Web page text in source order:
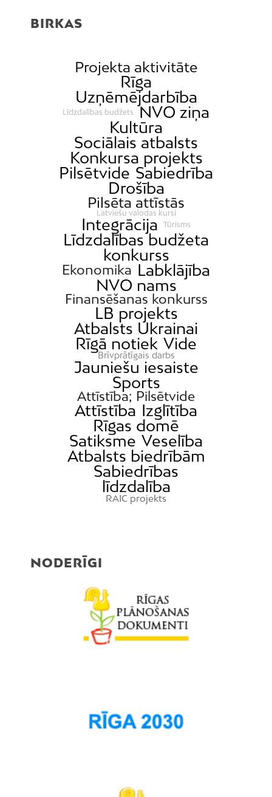
BIRKAS
Projekta aktivitāte
Rīga
Uzņēmējdarbība
Līdzdalības budžets
NVO ziņa
Kultūra
Sociālais atbalsts
Konkursa projekts
Pilsētvide Sabiedrība
Drošība
Pilsēta attīstās
Latviešu valodas kursi
Integrācija Tūrisms
Līdzdalības budžeta
konkurss
Ekonomika Labklājība
NVO nams
Finansēšanas konkurss
LB projekts
Atbalsts Ukrainai
Rīgā notiek Vide
Brīvprātīgais darbs
Jauniešu iesaiste
Sports
Attīstība; Pilsētvide
Attīstība Izglītība
Rīgas domē
Satiksme Veselība
Atbalsts biedrībām
Sabiedrības
līdzdalība
RAIC projekts
NODERĪGI